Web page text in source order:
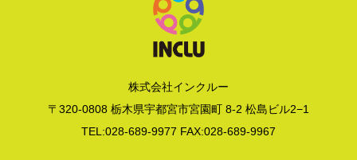
株式会社インクルー
〒320-0808 栃木県宇都宮市宮園町 8-2 松島ビル2−1
TEL:028-689-9977 FAX:028-689-9967